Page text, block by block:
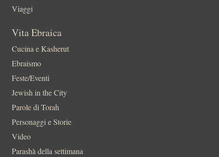
Viaggi
Vita Ebraica
Cucina e Kasherut
Ebraismo
Feste/Eventi
Jewish in the City
Parole di Torah
Personaggi e Storie
Video
Parashà della settimana